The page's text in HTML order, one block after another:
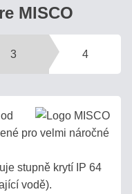
MISCO
3 4
pro velmi náročné
stupně krytí IP 64
vodě).